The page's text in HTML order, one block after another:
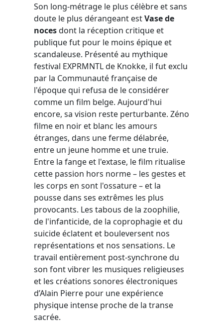
Son long-métrage le plus célèbre et sans
doute le plus dérangeant estVase de
nocesdont la réception critique et
publique fut pour le moins épique et
scandaleuse. Présenté au mythique
festival EXPRMNTL de Knokke, il fut exclu
par la Communauté française de
l'époque qui refusa de le considérer
comme un film belge. Aujourd'hui
encore, sa vision reste perturbante. Zéno
filme en noir et blanc les amours
étranges, dans une ferme délabrée,
entre un jeune homme et une truie.
Entre la fange et l'extase, le film ritualise
cette passion hors norme – les gestes et
les corps en sont l'ossature – et la
pousse dans ses extrêmes les plus
provocants. Les tabous de la zoophilie,
de l'infanticide, de la coprophagie et du
suicide éclatent et bouleversent nos
représentations et nos sensations. Le
travail entièrement post-synchrone du
son font vibrer les musiques religieuses
et les créations sonores électroniques
d’Alain Pierre pour une expérience
physique intense proche de la transe
sacrée.